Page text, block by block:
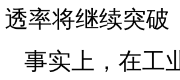
透率将继续突破
事实上，在工